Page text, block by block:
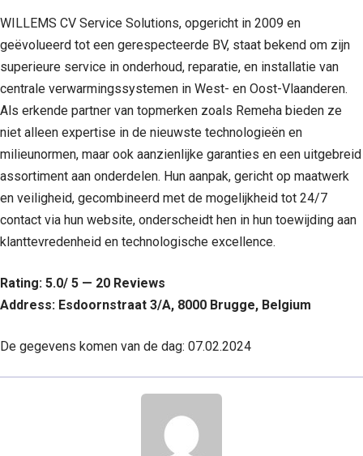
WILLEMS CV Service Solutions, opgericht in 2009 en
geëvolueerd tot een gerespecteerde BV, staat bekend om zijn
superieure service in onderhoud, reparatie, en installatie van
centrale verwarmingssystemen in West- en Oost-Vlaanderen.
Als erkende partner van topmerken zoals Remeha bieden ze
niet alleen expertise in de nieuwste technologieën en
milieunormen, maar ook aanzienlijke garanties en een uitgebreid
assortiment aan onderdelen. Hun aanpak, gericht op maatwerk
en veiligheid, gecombineerd met de mogelijkheid tot 24/7
contact via hun website, onderscheidt hen in hun toewijding aan
klanttevredenheid en technologische excellence.
Rating: 5.0/ 5 — 20 Reviews
Address: Esdoornstraat 3/A, 8000 Brugge, Belgium
De gegevens komen van de dag: 07.02.2024